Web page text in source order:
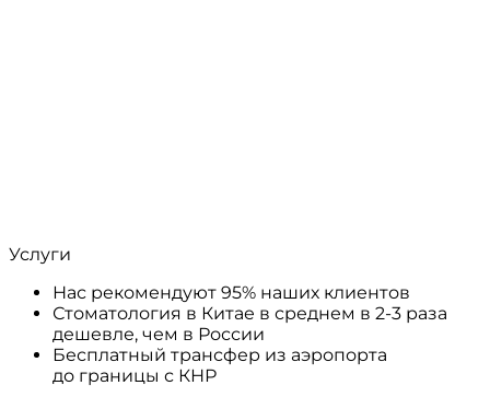
Услуги
Нас рекомендуют 95% наших клиентов
Стоматология в Китае в среднем в 2-3 раза
дешевле, чем в России
Бесплатный трансфер из аэропорта
до границы с КНР